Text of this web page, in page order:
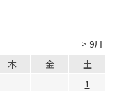
> 9月
木 金
土
1